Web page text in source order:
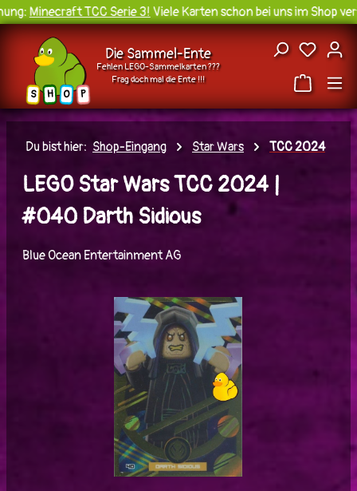
Zum Hauptinhalt springen
Minecraft TCC Serie 3!Viele Karten schon bei uns im Shop
S H O P
Die Sammel-Ente
Fehlen LEGO-Sammelkarten ???
Frag doch mal die Ente !!!
Du
Du bist hier: Shop-Eingang Star Wars TCC 2024
LEGO Star Wars TCC 2024 |
#040 Darth Sidious
Blue Ocean Entertainment AG
Bildergalerie überspringen